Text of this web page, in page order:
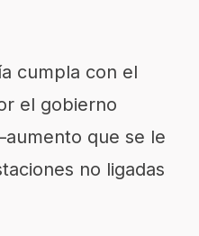
cumpla con el
el gobierno
que se le
no ligadas